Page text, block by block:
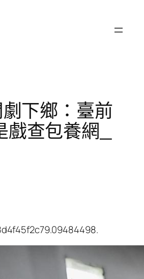
劇下鄉：臺前
查包養網_